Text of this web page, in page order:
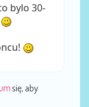
bylo 30-
się, aby